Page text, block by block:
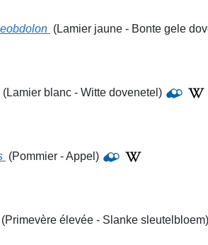
(Lamier jaune - Bonte gele
(Lamier blanc - Witte dovenetel)
(Pommier - Appel)
(Primevère élevée - Slanke